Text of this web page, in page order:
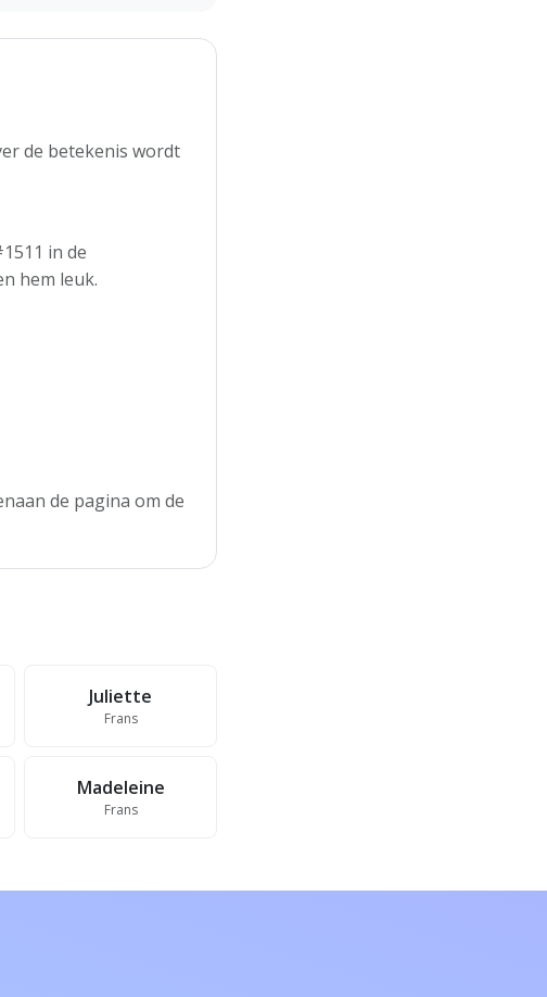
de betekenis wordt
in de
hem leuk.
de pagina om de
Juliette
Frans
Madeleine
Frans